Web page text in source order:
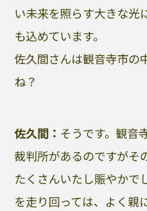
い未来を照らす大きな光
も込めています。
佐久間さんは観音寺市の
ね？
佐久間： そうです。観音
裁判所があるのですがそ
たくさんいたし賑やかで
を走り回っては、よく親